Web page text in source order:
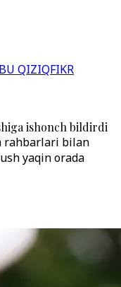
BU QIZIQFIKR
ishonch bildirdi
rahbarlari bilan
yaqin orada